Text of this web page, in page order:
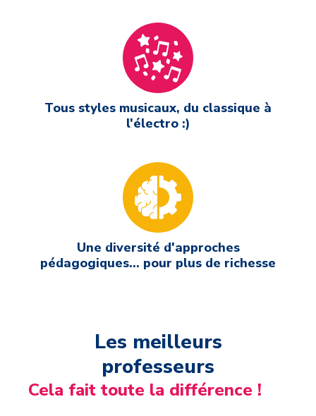
Tous styles musicaux, du classique à
l'électro :)
Une diversité d'approches
pédagogiques... pour plus de richesse
Les meilleurs
professeurs
Cela fait toute la différence !